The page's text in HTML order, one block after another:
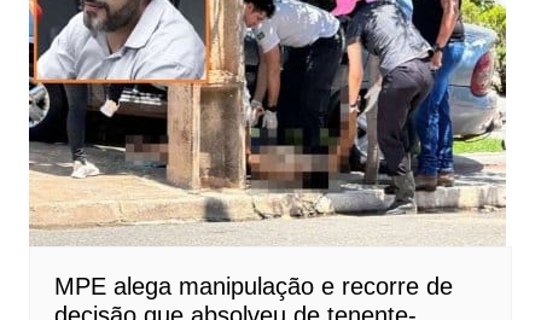
MPE alega manipulação e recorre de